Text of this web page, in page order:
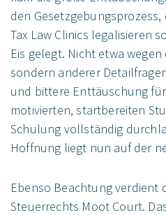
den
Tax Law Clinics legalisieren
Eis gelegt. Nicht etwa wegen
sondern anderer
und bittere Enttäuschung
motivierten, startbereiten
Schulung vollständig
Hoffnung liegt nun auf der
Ebenso Beachtung verdient
Steuerrechts Moot Court.